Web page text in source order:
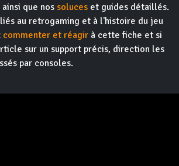
que nos soluces et guides détaillés.
liés au retrogaming et à l'histoire du jeu
commenter et réagir à cette fiche et si
sur un support précis, direction les
par consoles.